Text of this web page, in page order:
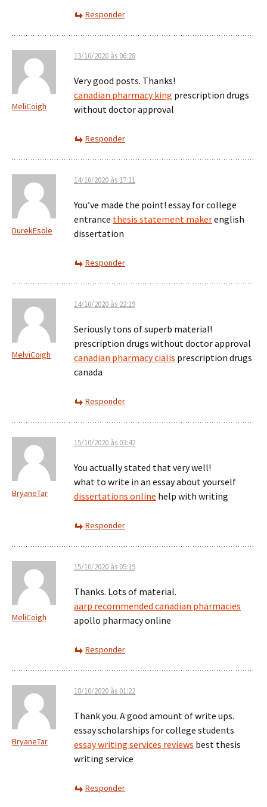
Responder
MeliCoigh
13/10/2020 às 06:28
Very good posts. Thanks!
canadian pharmacy king prescription drugs
without doctor approval
Responder
DurekEsole
14/10/2020 às 17:11
You’ve made the point! essay for college
entrance thesis statement makerenglish
dissertation
Responder
MelviCoigh
14/10/2020 às 22:19
Seriously tons of superb material!
prescription drugs without doctor approval
canadian pharmacy cialis prescription drugs
canada
Responder
BryaneTar
15/10/2020 às 03:42
You actually stated that very well!
what to write in an essay about yourself
dissertations online help with writing
Responder
MeliCoigh
15/10/2020 às 05:19
Thanks. Lots of material.
aarp recommended canadian pharmacies
apollo pharmacy online
Responder
BryaneTar
18/10/2020 às 01:22
Thank you. A good amount of write ups.
essay scholarships for college students
essay writing services reviews best thesis
writing service
Responder